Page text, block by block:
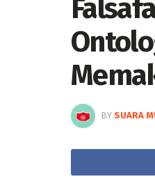
BY SUARA